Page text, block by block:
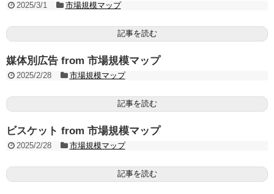
2025/3/1 市場規模マップ
記事を読む
媒体別広告 from 市場規模マップ
2025/2/28 市場規模マップ
記事を読む
ビスケット from 市場規模マップ
2025/2/28 市場規模マップ
記事を読む